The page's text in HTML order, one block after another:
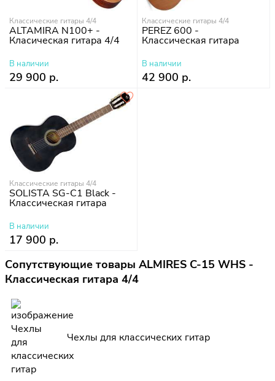
Классические гитары 4/4
ALTAMIRA N100+ -
Класическая гитара 4/4
В наличии
29 900 р.
Классические гитары 4/4
PEREZ 600 -
Классическая гитара
В наличии
42 900 р.
Классические гитары 4/4
SOLISTA SG-C1 Black -
Классическая гитара
В наличии
17 900 р.
Сопутствующие товары ALMIRES C-15 WHS -
Классическая гитара 4/4
Чехлы для классических гитар